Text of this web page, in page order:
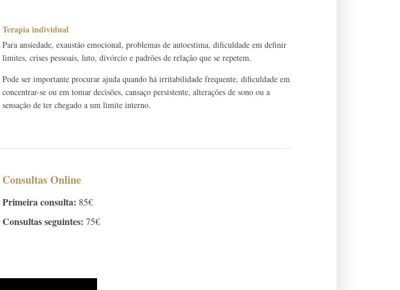
Terapia individual
Para ansiedade, exaustão emocional, problemas de autoestima, dificuldade em definir
limites, crises pessoais, luto, divórcio e padrões de relação que se repetem.
Pode ser importante procurar ajuda quando há irritabilidade frequente, dificuldade em
concentrar-se ou em tomar decisões, cansaço persistente, alterações de sono ou a
sensação de ter chegado a um limite interno.
Consultas Online
Primeira consulta: 85€
Consultas seguintes: 75€